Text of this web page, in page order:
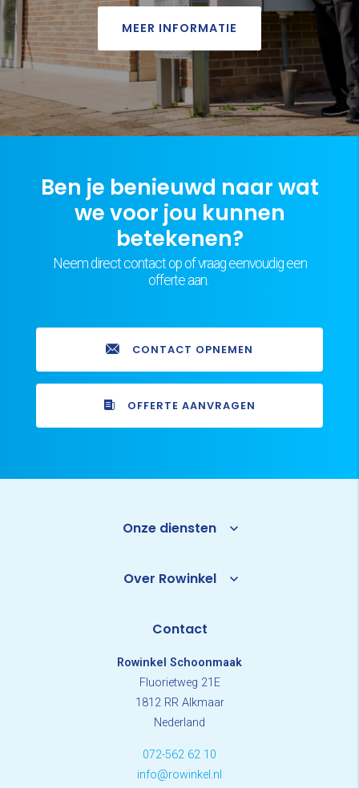
MEER INFORMATIE
Ben je benieuwd naar wat
we voor jou kunnen
betekenen?
Neem direct contact op of vraag eenvoudig een
offerte aan.
CONTACT OPNEMEN
OFFERTE AANVRAGEN
Onze diensten
Over Rowinkel
Contact
Rowinkel Schoonmaak
Fluorietweg 21E
1812 RR Alkmaar
Nederland
072-562 62 10
info@rowinkel.nl